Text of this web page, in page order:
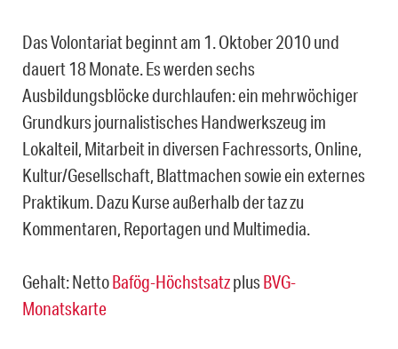
Das Volontariat beginnt am 1. Oktober 2010 und
dauert 18 Monate. Es werden sechs
Ausbildungsblöcke durchlaufen: ein mehrwöchiger
Grundkurs journalistisches Handwerkszeug im
Lokalteil, Mitarbeit in diversen Fachressorts, Online,
Kultur/Gesellschaft, Blattmachen sowie ein externes
Praktikum. Dazu Kurse außerhalb der taz zu
Kommentaren, Reportagen und Multimedia.
Gehalt: NettoBafög-HöchstsatzplusBVG-
Monatskarte